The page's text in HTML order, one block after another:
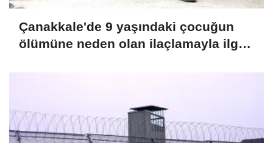
Çanakkale'de 9 yaşındaki çocuğun
ölümüne neden olan ilaçlamayla ilgili